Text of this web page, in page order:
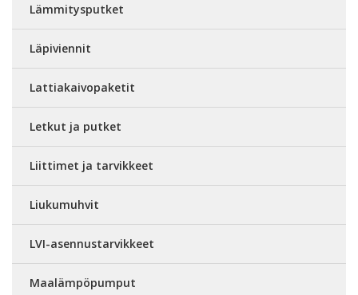
Lämmitysputket
Läpiviennit
Lattiakaivopaketit
Letkut ja putket
Liittimet ja tarvikkeet
Liukumuhvit
LVI-asennustarvikkeet
Maalämpöpumput